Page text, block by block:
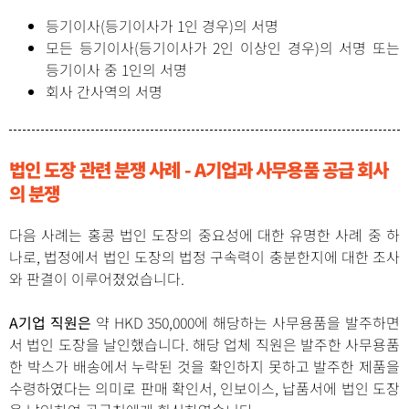
등기이사(등기이사가 1인 경우)의 서명
모든 등기이사(등기이사가 2인 이상인 경우)의 서명 또는
등기이사 중 1인의 서명
회사 간사역의 서명
법인 도장 관련 분쟁 사례 - A기업과 사무용품 공급 회사
의 분쟁
다음 사례는 홍콩 법인 도장의 중요성에 대한 유명한 사례 중 하
나로, 법정에서 법인 도장의 법정 구속력이 충분한지에 대한 조사
와 판결이 이루어졌었습니다.
A기업 직원은 약 HKD 350,000에 해당하는 사무용품을 발주하면
서 법인 도장을 날인했습니다. 해당 업체 직원은 발주한 사무용품
한 박스가 배송에서 누락된 것을 확인하지 못하고 발주한 제품을
수령하였다는 의미로 판매 확인서, 인보이스, 납품서에 법인 도장